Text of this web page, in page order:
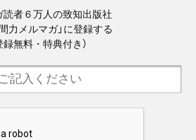
読者６万人の致知出版社
力メルマガ」に登録する
録無料・特典付き）